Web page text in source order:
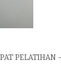
PELATIHAN